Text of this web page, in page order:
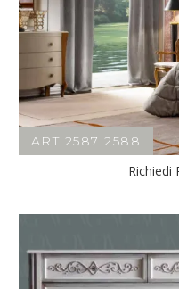
ART 2587 2588
Richiedi